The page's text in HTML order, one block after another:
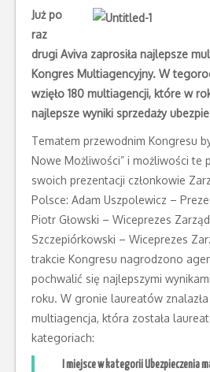
Już po
raz
drugi Aviva zaprosiła najlepsze
Kongres Multiagencyjny. W
wzięło 180 multiagencji, które w
najlepsze wyniki sprzedaży
Tematem przewodnim Kongresu
Nowe Możliwości” i możliwości te
swoich prezentacji członkowie
Polsce: Adam Uszpolewicz –
Piotr Głowski – Wiceprezes
Szczepiórkowski – Wiceprezes
trakcie Kongresu nagrodzono
pochwalić się najlepszymi
roku. W gronie laureatów znalazła
multiagencja, która została
kategoriach:
I miejsce w kategorii Ubezpieczenia